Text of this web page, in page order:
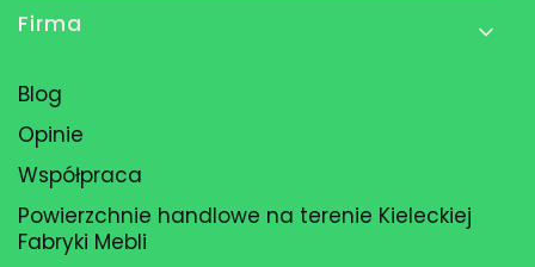
Firma
Blog
Opinie
Współpraca
Powierzchnie handlowe na terenie Kieleckiej
Fabryki Mebli